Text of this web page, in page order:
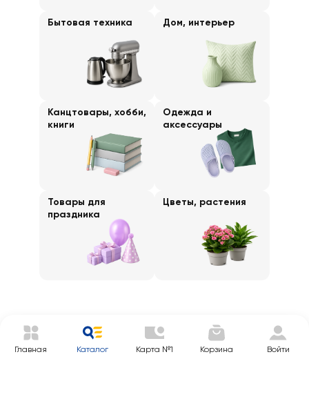
Бытовая техника Дом, интерьер
Канцтовары, хобби,
книги
Одежда и
аксессуары
Товары для
праздника
Цветы, растения
Главная Каталог Карта №1 Корзина Войти